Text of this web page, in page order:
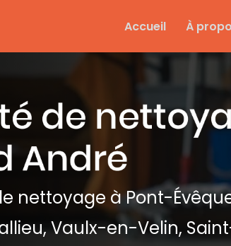
Accueil
À
nettoyage à Pont-
Vaulx-en-Velin,